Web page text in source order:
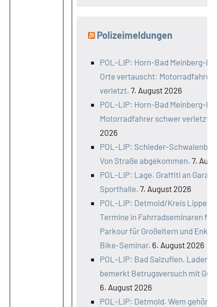
Polizeimeldungen
POL-LIP: Horn-Bad Meinberg-
Orte vertauscht: Motorradfahrer
verletzt. 7. August 2026
POL-LIP: Horn-Bad Meinberg-
Motorradfahrer schwer verletzt.
2026
POL-LIP: Schieder-
Von Straße abgekommen. 7.
POL-LIP: Lage. Graffiti an
Sporthalle. 7. August 2026
POL-LIP: Detmold/Kreis Lippe.
Termine in Fahrradseminaren
Parkour für Großeltern und
Bike-Seminar. 6. August 2026
POL-LIP: Bad Salzuflen.
bemerkt Betrugsversuch mit
6. August 2026
POL-LIP: Detmold. Wem gehört